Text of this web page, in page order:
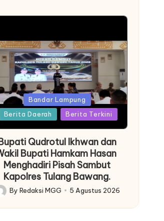
Bandar Lampung
Berita Daerah
Berita Terkini
Qudrotul Ikhwan dan
Bupati Hamkam Hasan
Menghadiri Pisah Sambut
Kapolres Tulang Bawang.
By Redaksi MGG 5 Agustus 2026